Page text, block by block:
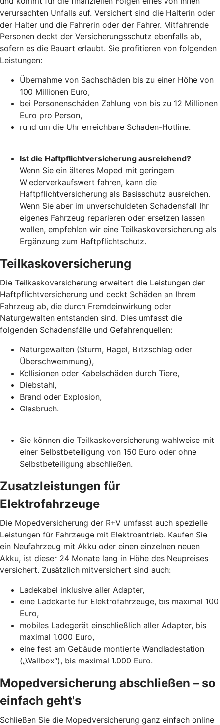
verursachten Unfalls auf. Versichert sind die Halterin oder
der Halter und die Fahrerin oder der Fahrer. Mitfahrende
Personen deckt der Versicherungsschutz ebenfalls ab,
sofern es die Bauart erlaubt. Sie profitieren von folgenden
Leistungen:
Übernahme von Sachschäden bis zu einer Höhe von
100 Millionen Euro,
bei Personenschäden Zahlung von bis zu 12 Millionen
Euro pro Person,
rund um die Uhr erreichbare Schaden-Hotline.
Ist die Haftpflichtversicherung ausreichend?
Wenn Sie ein älteres Moped mit geringem
Wiederverkaufswert fahren, kann die
Haftpflichtversicherung als Basisschutz ausreichen.
Wenn Sie aber im unverschuldeten Schadensfall Ihr
eigenes Fahrzeug reparieren oder ersetzen lassen
wollen, empfehlen wir eine Teilkaskoversicherung als
Ergänzung zum Haftpflichtschutz.
Teilkaskoversicherung
Die Teilkaskoversicherung erweitert die Leistungen der
Haftpflichtversicherung und deckt Schäden an Ihrem
Fahrzeug ab, die durch Fremdeinwirkung oder
Naturgewalten entstanden sind. Dies umfasst die
folgenden Schadensfälle und Gefahrenquellen:
Naturgewalten (Sturm, Hagel, Blitzschlag oder
Überschwemmung),
Kollisionen oder Kabelschäden durch Tiere,
Diebstahl,
Brand oder Explosion,
Glasbruch.
Sie können die Teilkaskoversicherung wahlweise mit
einer Selbstbeteiligung von 150 Euro oder ohne
Selbstbeteiligung abschließen.
Zusatzleistungen für
Elektrofahrzeuge
Die Mopedversicherung der R+V umfasst auch spezielle
Leistungen für Fahrzeuge mit Elektroantrieb. Kaufen Sie
ein Neufahrzeug mit Akku oder einen einzelnen neuen
Akku, ist dieser 24 Monate lang in Höhe des Neupreises
versichert. Zusätzlich mitversichert sind auch:
Ladekabel inklusive aller Adapter,
eine Ladekarte für Elektrofahrzeuge, bis maximal 100
Euro,
mobiles Ladegerät einschließlich aller Adapter, bis
maximal 1.000 Euro,
eine fest am Gebäude montierte Wandladestation
(„Wallbox“), bis maximal 1.000 Euro.
Mopedversicherung abschließen – so
einfach geht's
Schließen Sie die Mopedversicherung ganz einfach online